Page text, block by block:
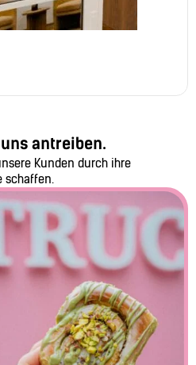
antreiben.
Kunden durch ihre
schaffen.